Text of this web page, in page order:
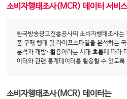
소비자행태조사(MCR) 데이터 서비
한국방송광고진흥공사의 소비자행태조사는
품 구매 행태 및 라이프스타일을 분석하는
분석과 개방· 활용이라는 시대 흐름에 따라
이터와 관련 통계데이터를 활용할 수 있도
소비자행태조사(MCR) 데이터는